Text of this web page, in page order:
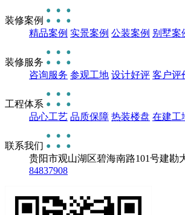
装修案例
精品案例 实景案例 公装案例 别墅案
装修服务
咨询服务 参观工地 设计好评 客户评
工程体系
品心工艺 品质保障 热装楼盘 在建工
联系我们
贵阳市观山湖区碧海南路101号建勘
84837908